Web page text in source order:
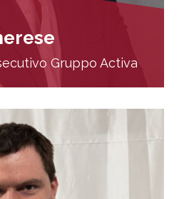
Gruppo Activa